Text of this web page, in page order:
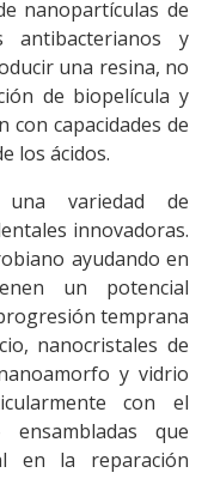
nanopartículas de
y
una resina, no
de biopelícula y
con capacidades de
los ácidos.
variedad de
innovadoras.
ayudando en
un potencial
temprana
nanocristales de
y vidrio
con el
que
en la reparación